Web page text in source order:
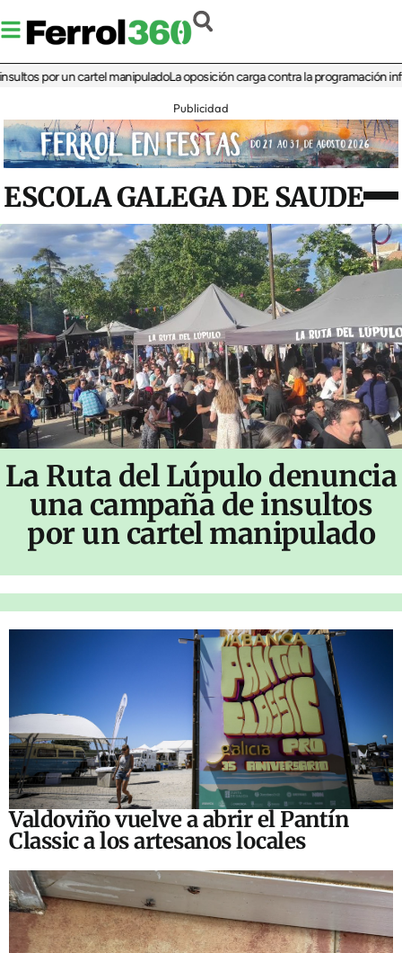
por un cartel manipuladoLa oposición carga contra la programación infantil
Publicidad
ESCOLA GALEGA DE SAUDE
La Ruta del Lúpulo denuncia
una campaña de insultos
por un cartel manipulado
Valdoviño vuelve a abrir el Pantín
Classic a los artesanos locales